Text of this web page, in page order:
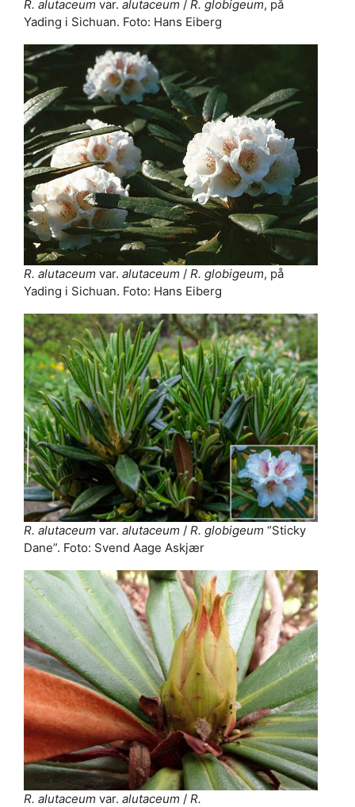
R. alutaceum var. alutaceum / R. globigeum, på
Yading i Sichuan. Foto: Hans Eiberg
R. alutaceum var. alutaceum / R. globigeum, på
Yading i Sichuan. Foto: Hans Eiberg
R. alutaceum var. alutaceum / R. globigeum “Sticky
Dane”. Foto: Svend Aage Askjær
R. alutaceum var. alutaceum / R.